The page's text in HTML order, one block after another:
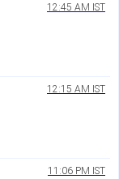
12:45 AM IST
12:15 AM IST
11:06 PM IST